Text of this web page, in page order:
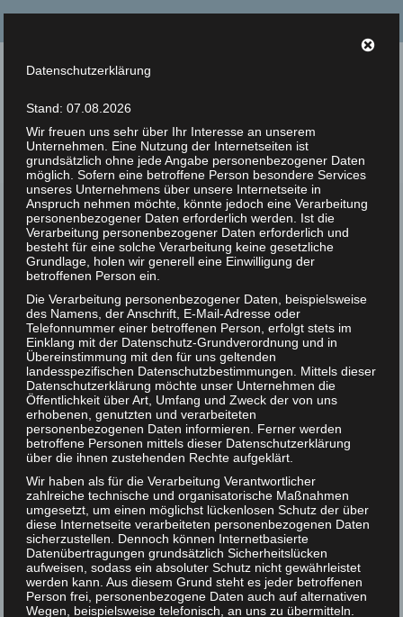
Tierrechte Kaplan
Helmut F. Kaplan – Philosoph und Autor
Menü
Zur Person
Artikel
Bücher
Zitate
Photos
Animal Rights Art
Helmut F. Kaplan unterstützen
Kontakt
Tierrechte und Fische
Veröffentlicht in:Unkategorisiert
Tierrechte und Fische
Helmut F. Kaplan
Meine frühesten Kindheitserinnerungen an die
Ausbeutung von Tieren betreffen Fische bzw.
Meerestiere. Ich denke noch mit Schrecken an die toten
Fische im Lebensmittelgeschäft und an die Krabben, die
am Strand gefangen wurden. Mir war sofort und
unmittelbar klar, welch schreckliche Verbrechen hier
geschehen – offenbar als einzigem weit und breit:
Damals, vor Jahrzehnten, vor Beginn der
Tierrechtsbewegung, gab es noch so gut wie überhaupt
kein Bewußtsein von unserem Unrecht gegenüber Tieren.
Heute sind Fische und andere Wassertiere (ich spreche
im folgenden der Kürze halber nur mehr von „Fischen“)
Datenschutzerklärung
Stand: 07.08.2026
Wir freuen uns sehr über Ihr Interesse an unserem
Unternehmen. Eine Nutzung der Internetseiten ist
grundsätzlich ohne jede Angabe personenbezogener Daten
möglich. Sofern eine betroffene Person besondere Services
unseres Unternehmens über unsere Internetseite in
Anspruch nehmen möchte, könnte jedoch eine Verarbeitung
personenbezogener Daten erforderlich werden. Ist die
Verarbeitung personenbezogener Daten erforderlich und
besteht für eine solche Verarbeitung keine gesetzliche
Grundlage, holen wir generell eine Einwilligung der
betroffenen Person ein.
Die Verarbeitung personenbezogener Daten, beispielsweise
des Namens, der Anschrift, E-Mail-Adresse oder
Telefonnummer einer betroffenen Person, erfolgt stets im
Einklang mit der Datenschutz-Grundverordnung und in
Übereinstimmung mit den für uns geltenden
landesspezifischen Datenschutzbestimmungen. Mittels dieser
Datenschutzerklärung möchte unser Unternehmen die
Öffentlichkeit über Art, Umfang und Zweck der von uns
erhobenen, genutzten und verarbeiteten
personenbezogenen Daten informieren. Ferner werden
betroffene Personen mittels dieser Datenschutzerklärung
über die ihnen zustehenden Rechte aufgeklärt.
Wir haben als für die Verarbeitung Verantwortlicher
zahlreiche technische und organisatorische Maßnahmen
umgesetzt, um einen möglichst lückenlosen Schutz der über
diese Internetseite verarbeiteten personenbezogenen Daten
sicherzustellen. Dennoch können Internetbasierte
Datenübertragungen grundsätzlich Sicherheitslücken
aufweisen, sodass ein absoluter Schutz nicht gewährleistet
werden kann. Aus diesem Grund steht es jeder betroffenen
Person frei, personenbezogene Daten auch auf alternativen
Wegen, beispielsweise telefonisch, an uns zu übermitteln.